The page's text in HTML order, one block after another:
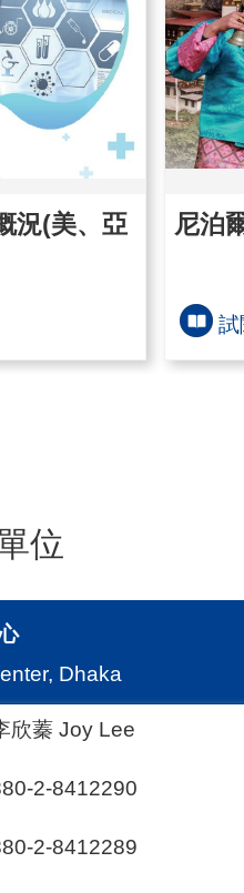
況(美、亞
尼泊
試
位
Dhaka
欣蓁 Joy Lee
2-8412290
2-8412289